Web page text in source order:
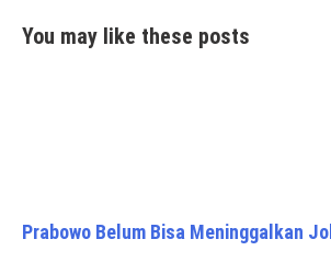
You may like these posts
Prabowo Belum Bisa Meninggalkan